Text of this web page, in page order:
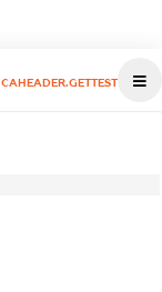
CAHEADER.GETTEST